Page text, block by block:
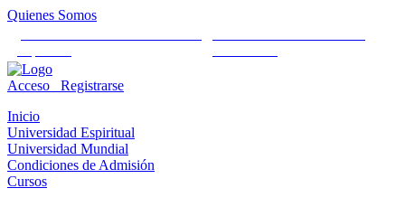
Quienes Somos
Acceso
Registrarse
Inicio
Universidad Espiritual
Universidad Mundial
Condiciones de Admisión
Cursos